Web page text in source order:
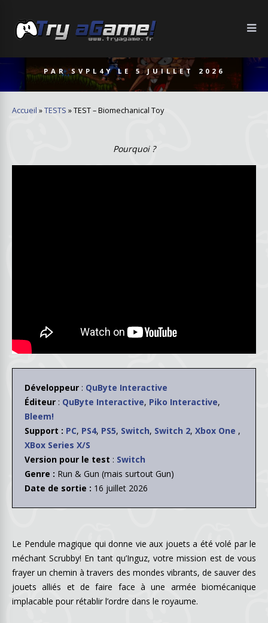
PARSVPL4YLE 5 JUILLET 2026
Accueil »TESTS »TEST – Biomechanical Toy
Pourquoi ?
Développeur : QuByte Interactive
Éditeur : QuByte Interactive, Piko Interactive,
Bleem!
Support : PC, PS4, PS5, Switch, Switch 2, Xbox One ,
XBox Series X/S
Version pour le test : Switch
Genre : Run & Gun (mais surtout Gun)
Date de sortie : 16 juillet 2026
Le Pendule magique qui donne vie aux jouets a été volé par le
méchant Scrubby! En tant qu’Inguz, votre mission est de vous
frayer un chemin à travers des mondes vibrants, de sauver des
jouets alliés et de faire face à une armée biomécanique
implacable pour rétablir l’ordre dans le royaume.